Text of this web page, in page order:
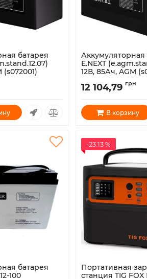
батарея
(s072001)
Аккумуляторная
E.NEXT
12В, 85Ач, AGM
s072009
12 104,79 грн
В корзину
батарея
100
-23.13 %
Портативная
станция TIG